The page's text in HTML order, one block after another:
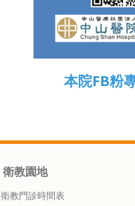
本院FB粉
衛教園地
衛教門診時間表